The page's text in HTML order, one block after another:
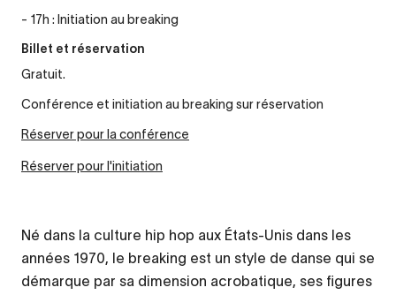
- 17h : Initiation au breaking
Billet et réservation
Gratuit.
Conférence et initiation au breaking sur réservation
Réserver pour la conférence
Réserver pour l'initiation
Né dans la culture hip hop aux États-Unis dans les
années 1970, le breaking est un style de danse qui se
démarque par sa dimension acrobatique, ses figures